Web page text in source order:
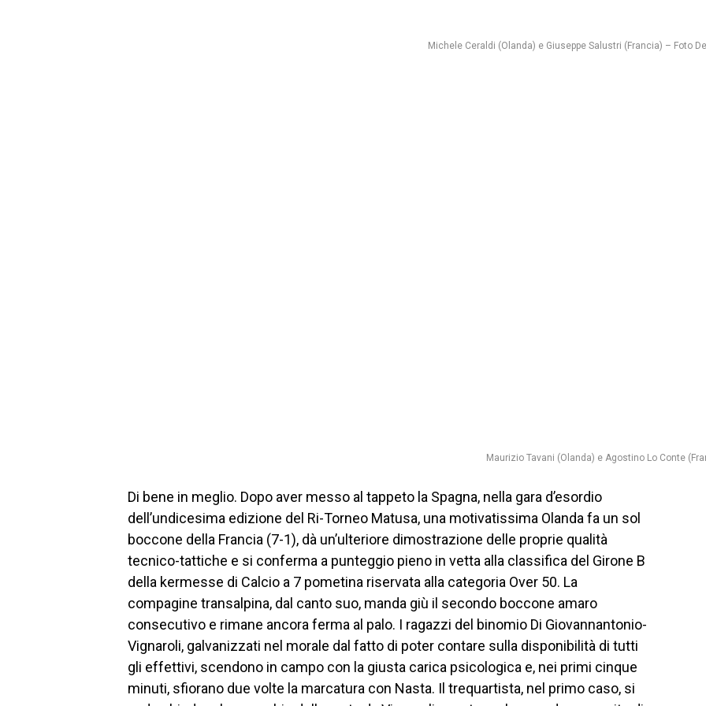
Michele Ceraldi (Olanda) e Giuseppe Salustri (Francia) – Foto
Maurizio Tavani (Olanda) e Agostino Lo Conte
Di bene in meglio. Dopo aver messo al tappeto la Spagna, nella gara d’esordio
dell’undicesima edizione del Ri-Torneo Matusa, una motivatissima Olanda fa un sol
boccone della Francia (7-1), dà un’ulteriore dimostrazione delle proprie qualità
tecnico-tattiche e si conferma a punteggio pieno in vetta alla classifica del Girone B
della kermesse di Calcio a 7 pometina riservata alla categoria Over 50. La
compagine transalpina, dal canto suo, manda giù il secondo boccone amaro
consecutivo e rimane ancora ferma al palo. I ragazzi del binomio Di Giovannantonio-
Vignaroli, galvanizzati nel morale dal fatto di poter contare sulla disponibilità di tutti
gli effettivi, scendono in campo con la giusta carica psicologica e, nei primi cinque
minuti, sfiorano due volte la marcatura con Nasta. Il trequartista, nel primo caso, si